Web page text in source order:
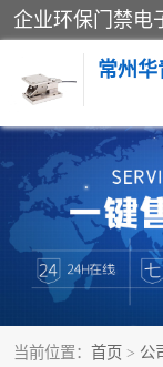
常州华
当前位置： 首页 > 公
称重模块
手工配料系统
自动化配料系统
屠宰轨道秤